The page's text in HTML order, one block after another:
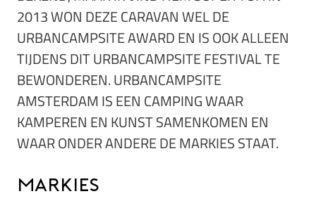
2013 WON DEZE CARAVAN WEL DE
URBANCAMPSITE AWARD EN IS OOK ALLEEN
TIJDENS DIT URBANCAMPSITE FESTIVAL TE
BEWONDEREN. URBANCAMPSITE
AMSTERDAM IS EEN CAMPING WAAR
KAMPEREN EN KUNST SAMENKOMEN EN
WAAR ONDER ANDERE DE MARKIES STAAT.
Markies